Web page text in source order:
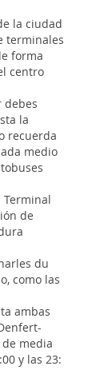
la ciudad
terminales
forma
centro
debes
la
recuerda
medio
Terminal
de
du
como las
ambas
media
y las 23: